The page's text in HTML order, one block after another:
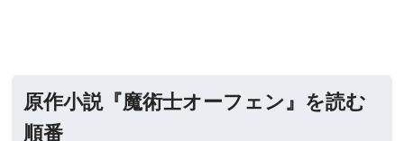
原作小説『魔術士オーフェン』を読む
順番